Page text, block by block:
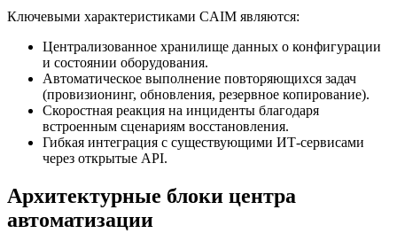
Ключевыми характеристиками CAIM являются:
Централизованное хранилище данных о конфигурации
и состоянии оборудования.
Автоматическое выполнение повторяющихся задач
(провизионинг, обновления, резервное копирование).
Скоростная реакция на инциденты благодаря
встроенным сценариям восстановления.
Гибкая интеграция с существующими ИТ‑сервисами
через открытые API.
Архитектурные блоки центра
автоматизации